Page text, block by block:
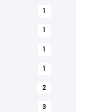
1
1
1
1
2
3